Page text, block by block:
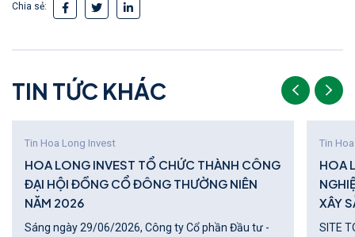
Chia sẻ:
TIN TỨC KHÁC
Tin Hoa Long Invest
HOA LONG INVEST TỔ CHỨC THÀNH CÔNG
ĐẠI HỘI ĐỒNG CỔ ĐÔNG THƯỜNG NIÊN
NĂM 2026
Sáng ngày 29/06/2026, Công ty Cổ phần Đầu tư -
Tin
HOA
XÂY
SITE